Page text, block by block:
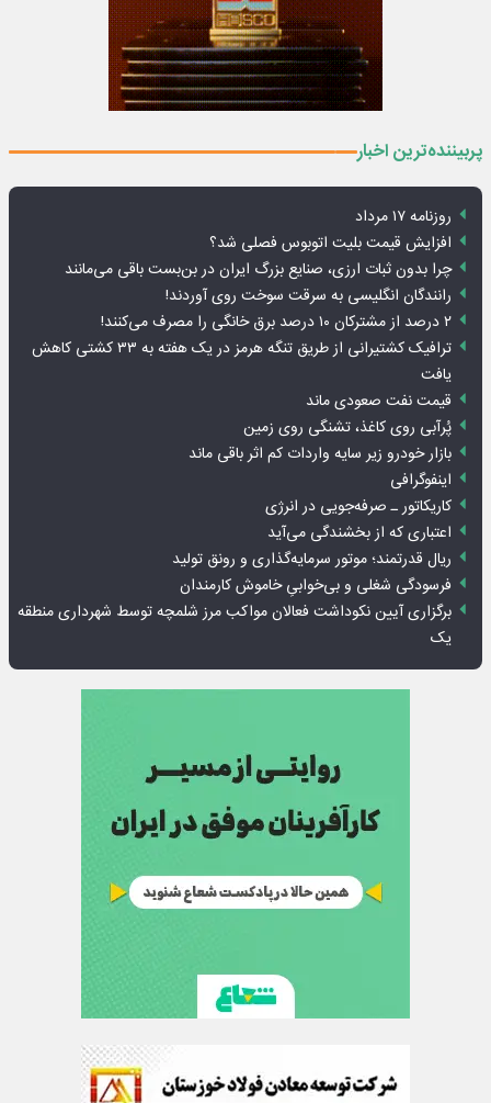
پربیننده‌ترین اخبار
روزنامه ۱۷ مرداد
افزایش قیمت بلیت اتوبوس فصلی شد؟
چرا بدون ثبات ارزی، صنایع بزرگ ایران در بن‌بست باقی می‌مانند
رانندگان انگلیسی به سرقت سوخت روی آوردند!
۲ درصد از مشترکان ۱۰ درصد برق خانگی را مصرف می‌کنند!
ترافیک کشتیرانی از طریق تنگه هرمز در یک هفته به ۳۳ کشتی کاهش
یافت
قیمت نفت صعودی ماند
پُرآبی روی کاغذ، تشنگی روی زمین
بازار خودرو زیر سایه واردات کم اثر باقی ماند
اینفوگرافی
کاریکاتور ـ صرفه‌جویی در انرژی
اعتباری که از بخشندگی می‌آید
ریال قدرتمند؛ موتور سرمایه‌گذاری و رونق تولید
فرسودگی شغلی و بی‌خوابیِ خاموش کارمندان
برگزاری آیین نکوداشت فعالان مواکب مرز شلمچه توسط شهرداری منطقه
یک